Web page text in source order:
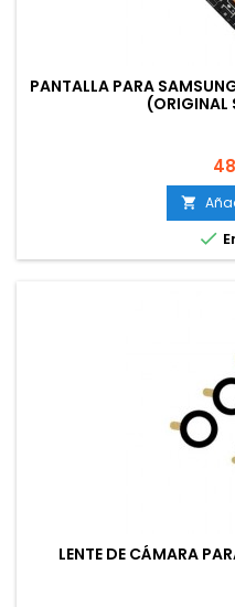
PANTALLA PARA
(ORIGINAL


LENTE DE CÁMARA